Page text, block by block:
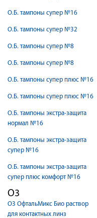
О.Б. тампоны супер №16
О.Б. тампоны супер №32
О.Б. тампоны супер №8
О.Б. тампоны супер №8
О.Б. тампоны супер плюс №16
О.Б. тампоны супер плюс №16
О.Б. тампоны экстра-защита
нормал №16
О.Б. тампоны экстра-защита
супер №16
О.Б. тампоны экстра-защита
супер плюс комфорт №16
О3
О3 ОфтальМикс Био раствор
для контактных линз